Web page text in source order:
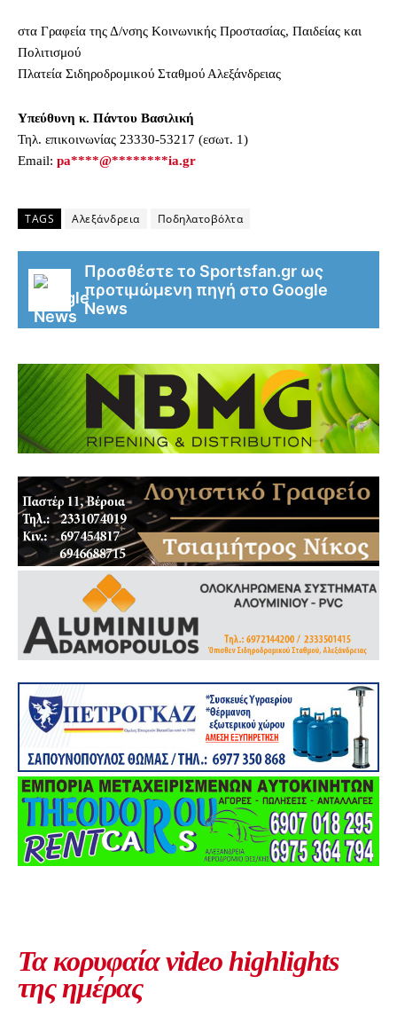
στα Γραφεία της Δ/νσης Κοινωνικής Προστασίας, Παιδείας και
Πολιτισμού
Πλατεία Σιδηροδρομικού Σταθμού Αλεξάνδρειας
Υπεύθυνη κ. Πάντου Βασιλική
Τηλ. επικοινωνίας 23330-53217 (εσωτ. 1)
Email: pa****@********ia.gr
TAGS Αλεξάνδρεια Ποδηλατοβόλτα
Προσθέστε το Sportsfan.gr ως
προτιμώμενη πηγή στο Google
News
Τα κορυφαία video highlights
της ημέρας